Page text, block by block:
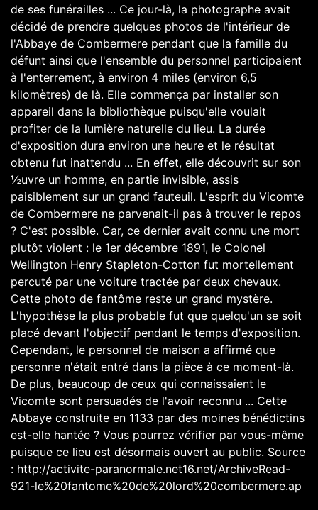
de ses funérailles ... Ce jour-là, la photographe avait
décidé de prendre quelques photos de l'intérieur de
l'Abbaye de Combermere pendant que la famille du
défunt ainsi que l'ensemble du personnel participaient
à l'enterrement, à environ 4 miles (environ 6,5
kilomètres) de là. Elle commença par installer son
appareil dans la bibliothèque puisqu'elle voulait
profiter de la lumière naturelle du lieu. La durée
d'exposition dura environ une heure et le résultat
obtenu fut inattendu ... En effet, elle découvrit sur son
½uvre un homme, en partie invisible, assis
paisiblement sur un grand fauteuil. L'esprit du Vicomte
de Combermere ne parvenait-il pas à trouver le repos
? C'est possible. Car, ce dernier avait connu une mort
plutôt violent : le 1er décembre 1891, le Colonel
Wellington Henry Stapleton-Cotton fut mortellement
percuté par une voiture tractée par deux chevaux.
Cette photo de fantôme reste un grand mystère.
L'hypothèse la plus probable fut que quelqu'un se soit
placé devant l'objectif pendant le temps d'exposition.
Cependant, le personnel de maison a affirmé que
personne n'était entré dans la pièce à ce moment-là.
De plus, beaucoup de ceux qui connaissaient le
Vicomte sont persuadés de l'avoir reconnu ... Cette
Abbaye construite en 1133 par des moines bénédictins
est-elle hantée ? Vous pourrez vérifier par vous-même
puisque ce lieu est désormais ouvert au public. Source
: http://activite-paranormale.net16.net/ArchiveRead-
921-le%20fantome%20de%20lord%20combermere.ap